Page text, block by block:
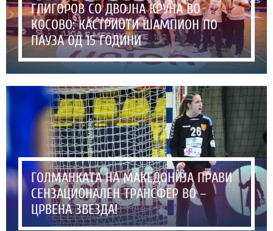
ГЛИГОРОВ СО ДВОЈНА КРУНА ВО
КОСОВО: КАСТРИОТИ ШАМПИОН ПО
ПАУЗА ОД 15 ГОДИНИ
ГОЛМАНКАТА НА МАКЕДОНИЈА ПРАВИ
СЕНЗАЦИОНАЛЕН ТРАНСФЕР ВО –
ЦРВЕНА ЗВЕЗДА!